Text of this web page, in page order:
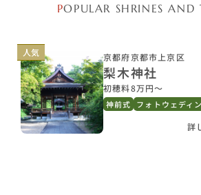
POPULAR SHRINES AND
人気 京都府京都市上京区
梨木神社
初穂料8万円〜
神前式 フォトウェディ
詳